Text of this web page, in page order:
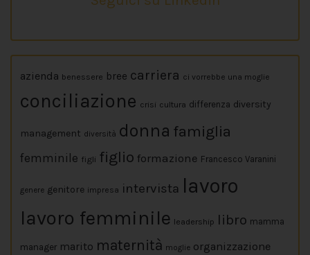
azienda benessere bree carriera ci vorrebbe una moglie
conciliazione crisi cultura differenza diversity
management diversità donna famiglia
femminile figli figlio formazione Francesco Varanini
genere genitore impresa intervista lavoro
lavoro femminile leadership libro mamma
manager marito maternità moglie organizzazione